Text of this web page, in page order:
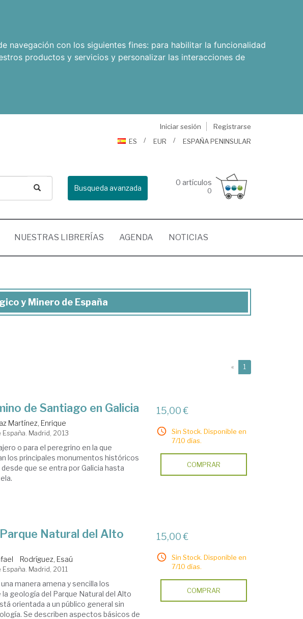
navegación con los siguientes fines: para habilitar la funcionalidad
productos y servicios y personalizar las interacciones de
Iniciar sesión
Registrarse
ES
EUR ESPAÑA PENINSULAR
Busqueda avanzada
0 artículos
0
NUESTRAS LIBRERÍAS AGENDA NOTICIAS
y Minero de España
« 1
de Santiago en Galicia
Martínez, Enrique
Madrid, 2013
o para el peregrino en la que
los principales monumentos históricos
que se entra por Galicia hasta
15,00 €
Sin Stock. Disponible en
7/10 días.
COMPRAR
Natural del Alto
Rodríguez, Esaú
Madrid, 2011
manera amena y sencilla los
geología del Parque Natural del Alto
orientada a un público general sin
Se describen aspectos básicos de
15,00 €
Sin Stock. Disponible en
7/10 días.
COMPRAR